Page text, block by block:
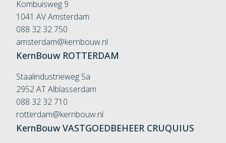
Kombuisweg 9
1041 AV Amsterdam
088 32 32 750
amsterdam@kernbouw.nl
KernBouw ROTTERDAM
Staalindustrieweg 5a
2952 AT Alblasserdam
088 32 32 710
rotterdam@kernbouw.nl
KernBouw VASTGOEDBEHEER CRUQUIUS